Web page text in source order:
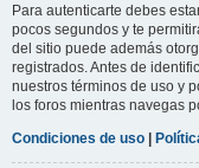
Para autenticarte debes
pocos segundos y te
del sitio puede además
registrados. Antes de
nuestros términos de uso y
los foros mientras navegas
Condiciones de uso |